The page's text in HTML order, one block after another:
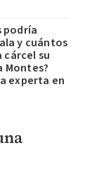
podría
y cuántos
cárcel su
Montes?
experta en